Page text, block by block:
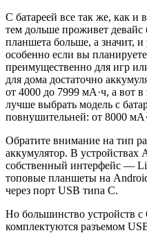
С батареей все так же, как и
тем дольше проживет девайс
планшета больше, а значит, и
особенно если вы
преимущественно для игр
для дома достаточно
от 4000 до 7999 мА·ч, а вот в
лучше выбрать модель с
повнушительней: от 8000
Обратите внимание на тип
аккумулятор. В устройствах
собственный интерфейс —
топовые планшеты на
через порт USB типа C.
Но большинство устройств
комплектуются разъемом